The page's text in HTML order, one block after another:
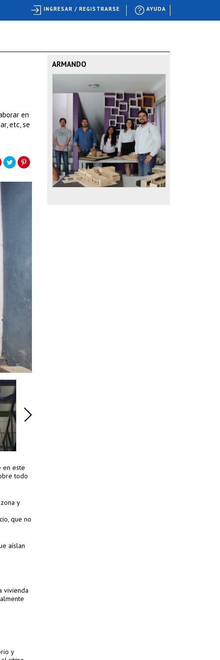
en
etc, se
en este
todo
y
que no
aíslan
vivienda
y
ARMANDO
AYUDA
INGRESAR / REGISTRARSE